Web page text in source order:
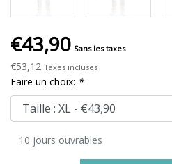
€43,90 Sans les taxes
€53,12 Taxes incluses
Faire un choix: *
10 jours ouvrables